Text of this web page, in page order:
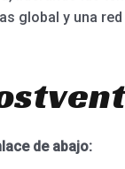
global y una
de abajo: